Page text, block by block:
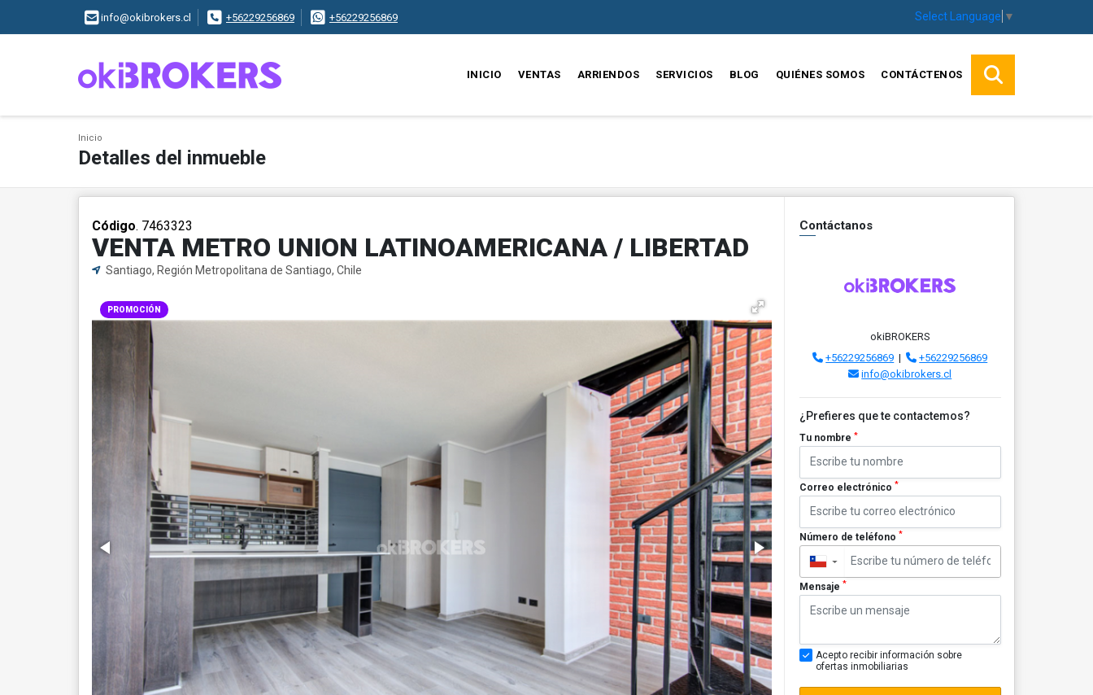
info@okibrokers.cl +56229256869 +56229256869 Select Language ▼
INICIO VENTAS ARRIENDOS SERVICIOS BLOG QUIÉNES SOMOS CONTÁCTENOS
Inicio
Detalles del inmueble
Código. 7463323
VENTA METRO UNION LATINOAMERICANA / LIBERTAD
Santiago, Región Metropolitana de Santiago, Chile
PROMOCIÓN
Contáctanos
okiBROKERS
+56229256869 |
+56229256869
info@okibrokers.cl
¿Prefieres que te contactemos?
Tu nombre *
Correo electrónico *
Número de teléfono *
▼
Mensaje *
Acepto recibir información sobre
ofertas inmobiliarias